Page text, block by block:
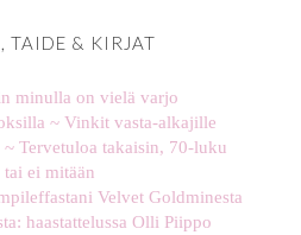
TAIDE & KIRJAT
minulla on vielä varjo
~ Vinkit vasta-alkajille
Tervetuloa takaisin, 70-luku
tai ei mitään
Velvet Goldminesta
haastattelussa Olli Piippo